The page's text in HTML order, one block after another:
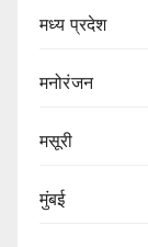
मध्य प्रदेश
मनोरंजन
मसूरी
मुंबई